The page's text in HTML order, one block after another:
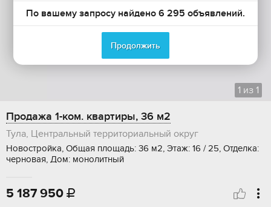
1 из 1
Продажа 1-ком. квартиры, 36 м2
Тула, Центральный территориальный округ
Новостройка, Общая площадь: 36 м2, Этаж: 16 / 25, Отделка:
черновая, Дом: монолитный
5 187 950 
По вашему запросу найдено 6 295 объявлений.
Продолжить